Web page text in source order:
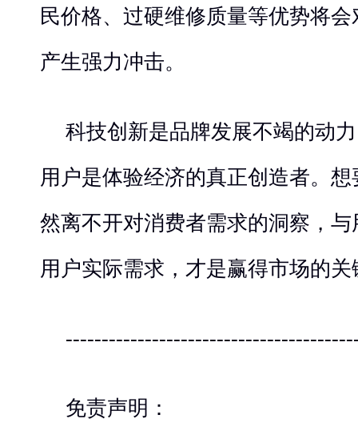
民价格、过硬维修质量等优势将
产生强力冲击。
科技创新是品牌发展不竭的动
用户是体验经济的真正创造者。
然离不开对消费者需求的洞察，
用户实际需求，才是赢得市场的关
免责声明：